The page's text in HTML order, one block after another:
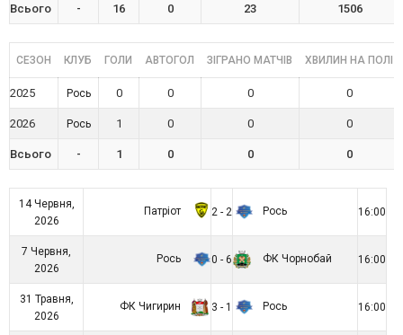
Всього - 16 0 23 1506
СЕЗОН КЛУБ ГОЛИ АВТОГОЛ ЗІГРАНО МАТЧІВ ХВИЛИН НА ПОЛІ
2025 Рось 0 0 0 0
2026 Рось 1 0 0 0
Всього - 1 0 0 0
14 Червня,
2026
Патріот 2 - 2 Рось 16:00
7 Червня,
2026
Рось 0 - 6 ФК Чорнобай 16:00
31 Травня,
2026
ФК Чигирин 3 - 1 Рось 16:00